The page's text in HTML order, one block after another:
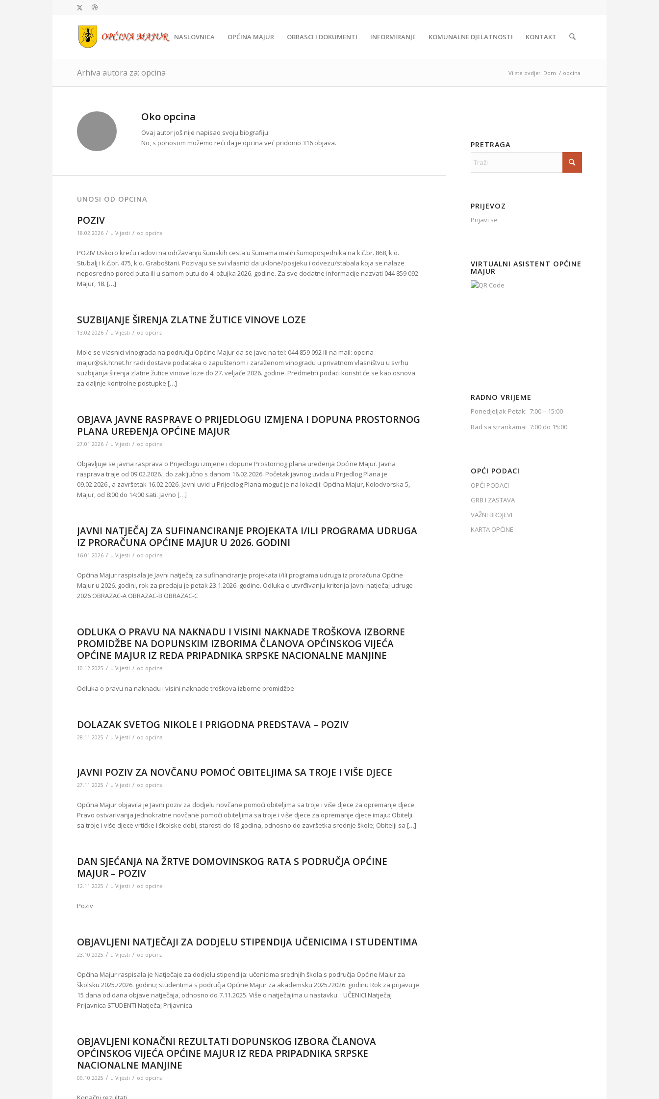
NASLOVNICA OPĆINA MAJUR OBRASCI I DOKUMENTI INFORMIRANJE KOMUNALNE DJELATNOSTI KONTAKT
Arhiva autora za: opcina Vi ste ovdje: Dom / opcina
Oko opcina
Ovaj autor još nije napisao svoju biografiju.
No, s ponosom možemo reći da je opcina već pridonio 316 objava.
UNOSI OD OPCINA
POZIV
18.02.2026 / u Vijesti / od opcina
POZIV Uskoro kreću radovi na održavanju šumskih cesta u šumama malih šumoposjednika na k.č.br. 868, k.o.
Stubalj i k.č.br. 475, k.o. Graboštani. Pozivaju se svi vlasnici da uklone/posjeku i odvezu/stabala koja se nalaze
neposredno pored puta ili u samom putu do 4. ožujka 2026. godine. Za sve dodatne informacije nazvati 044 859 092.
Majur, 18. […]
SUZBIJANJE ŠIRENJA ZLATNE ŽUTICE VINOVE LOZE
13.02.2026 / u Vijesti / od opcina
Mole se vlasnici vinograda na području Općine Majur da se jave na tel: 044 859 092 ili na mail: opcina-
majur@sk.htnet.hr radi dostave podataka o zapuštenom i zaraženom vinogradu u privatnom vlasništvu u svrhu
suzbijanja širenja zlatne žutice vinove loze do 27. veljače 2026. godine. Predmetni podaci koristit će se kao osnova
za daljnje kontrolne postupke […]
OBJAVA JAVNE RASPRAVE O PRIJEDLOGU IZMJENA I DOPUNA PROSTORNOG
PLANA UREĐENJA OPĆINE MAJUR
27.01.2026 / u Vijesti / od opcina
Objavljuje se javna rasprava o Prijedlogu izmjene i dopune Prostornog plana uređenja Općine Majur. Javna
rasprava traje od 09.02.2026., do zaključno s danom 16.02.2026. Početak javnog uvida u Prijedlog Plana je
09.02.2026., a završetak 16.02.2026. Javni uvid u Prijedlog Plana moguć je na lokaciji: Općina Majur, Kolodvorska 5,
Majur, od 8:00 do 14:00 sati. Javno […]
JAVNI NATJEČAJ ZA SUFINANCIRANJE PROJEKATA I/ILI PROGRAMA UDRUGA
IZ PRORAČUNA OPĆINE MAJUR U 2026. GODINI
16.01.2026 / u Vijesti / od opcina
Općina Majur raspisala je Javni natječaj za sufinanciranje projekata i/ili programa udruga iz proračuna Općine
Majur u 2026. godini, rok za predaju je petak 23.1.2026. godine. Odluka o utvrđivanju kriterija Javni natječaj udruge
2026 OBRAZAC-A OBRAZAC-B OBRAZAC-C
ODLUKA O PRAVU NA NAKNADU I VISINI NAKNADE TROŠKOVA IZBORNE
PROMIDŽBE NA DOPUNSKIM IZBORIMA ČLANOVA OPĆINSKOG VIJEĆA
OPĆINE MAJUR IZ REDA PRIPADNIKA SRPSKE NACIONALNE MANJINE
10.12.2025 / u Vijesti / od opcina
Odluka o pravu na naknadu i visini naknade troškova izborne promidžbe
DOLAZAK SVETOG NIKOLE I PRIGODNA PREDSTAVA – POZIV
28.11.2025 / u Vijesti / od opcina
JAVNI POZIV ZA NOVČANU POMOĆ OBITELJIMA SA TROJE I VIŠE DJECE
27.11.2025 / u Vijesti / od opcina
Općina Majur objavila je Javni poziv za dodjelu novčane pomoći obiteljima sa troje i više djece za opremanje djece.
Pravo ostvarivanja jednokratne novčane pomoći obiteljima sa troje i više djece za opremanje djece imaju: Obitelji
sa troje i više djece vrtićke i školske dobi, starosti do 18 godina, odnosno do završetka srednje škole; Obitelji sa […]
DAN SJEĆANJA NA ŽRTVE DOMOVINSKOG RATA S PODRUČJA OPĆINE
MAJUR – POZIV
12.11.2025 / u Vijesti / od opcina
Poziv
OBJAVLJENI NATJEČAJI ZA DODJELU STIPENDIJA UČENICIMA I STUDENTIMA
23.10.2025 / u Vijesti / od opcina
Općina Majur raspisala je Natječaje za dodjelu stipendija: učenicima srednjih škola s područja Općine Majur za
školsku 2025./2026. godinu; studentima s područja Općine Majur za akademsku 2025./2026. godinu Rok za prijavu je
15 dana od dana objave natječaja, odnosno do 7.11.2025. Više o natječajima u nastavku. UČENICI Natječaj
Prijavnica STUDENTI Natječaj Prijavnica
OBJAVLJENI KONAČNI REZULTATI DOPUNSKOG IZBORA ČLANOVA
OPĆINSKOG VIJEĆA OPĆINE MAJUR IZ REDA PRIPADNIKA SRPSKE
NACIONALNE MANJINE
09.10.2025 / u Vijesti / od opcina
PRETRAGA
PRIJEVOZ
Prijavi se
VIRTUALNI ASISTENT OPĆINE
MAJUR
RADNO VRIJEME
Ponedjeljak-Petak: 7:00 – 15:00
Rad sa strankama: 7:00 do 15:00
OPĆI PODACI
OPĆI PODACI
GRB I ZASTAVA
VAŽNI BROJEVI
KARTA OPĆINE